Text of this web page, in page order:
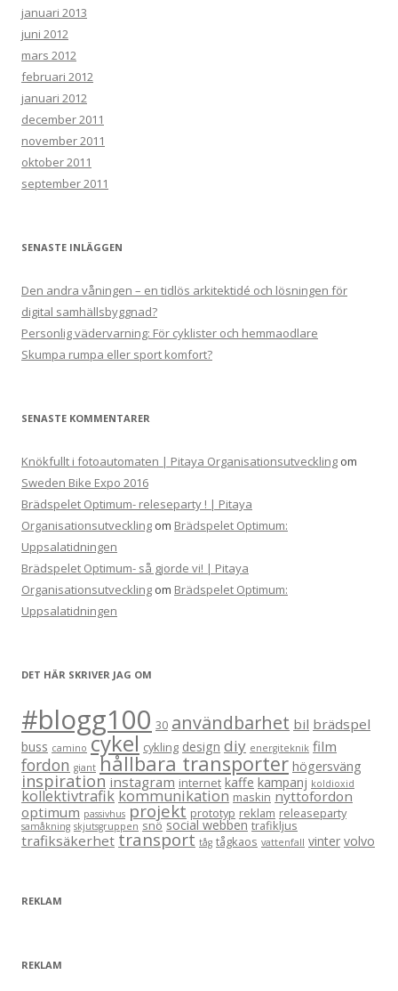
januari 2013
juni 2012
mars 2012
februari 2012
januari 2012
december 2011
november 2011
oktober 2011
september 2011
SENASTE INLÄGGEN
Den andra våningen – en tidlös arkitektidé och lösningen för
digital samhällsbyggnad?
Personlig vädervarning: För cyklister och hemmaodlare
Skumpa rumpa eller sport komfort?
SENASTE KOMMENTARER
Knökfullt i fotoautomaten | Pitaya Organisationsutveckling om
Sweden Bike Expo 2016
Brädspelet Optimum- releseparty ! | Pitaya
Organisationsutveckling om Brädspelet Optimum:
Uppsalatidningen
Brädspelet Optimum- så gjorde vi! | Pitaya
Organisationsutveckling om Brädspelet Optimum:
Uppsalatidningen
DET HÄR SKRIVER JAG OM
#blogg100 30 användbarhet bil brädspel
buss camino cykel cykling design diy energiteknik film
fordon giant hållbara transporter högersväng
inspiration instagram internet kaffe kampanj koldioxid
kollektivtrafik kommunikation maskin nyttofordon
optimum passivhus projekt prototyp reklam releaseparty
samåkning skjutsgruppen snö social webben trafikljus
trafiksäkerhet transport tåg tågkaos vattenfall vinter volvo
REKLAM
REKLAM